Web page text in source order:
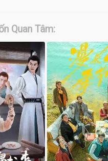
Quan Tâm: